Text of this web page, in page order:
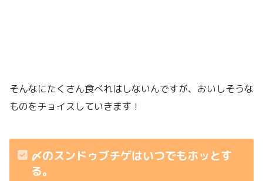
そんなにたくさん食べれはしないんですが、おいしそうな
ものをチョイスしていきます！
〆のスンドゥブチゲはいつでもホッとす
る。